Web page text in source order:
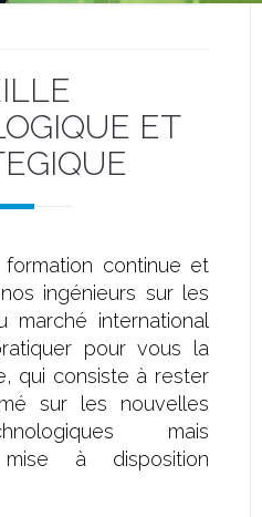
ET
continue et
ingénieurs sur les
marché international
pour vous la
qui consiste à rester
sur les nouvelles
mais
à disposition